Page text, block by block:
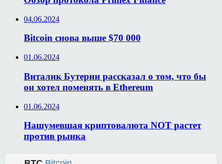
04.06.2024
Bitcoin снова выше $70 000
01.06.2024
Виталик Бутерин рассказал о том, что бы
он хотел поменять в Ethereum
01.06.2024
Нашумевшая криптовалюта NOT растет
против рынка